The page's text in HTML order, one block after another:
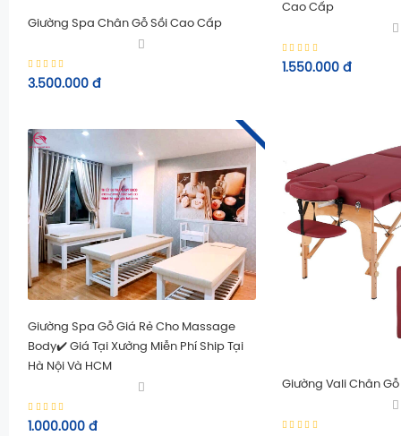
Giường Spa Chân Gỗ Sồi Cao Cấp
3.500.000 đ
Cao Cấp
1.550.000 đ
Giường Spa Gỗ Giá Rẻ Cho Massage
Body✔️ Giá Tại Xưởng Miễn Phí Ship Tại
Hà Nội Và HCM
1.000.000 đ
Giường Vali Chân